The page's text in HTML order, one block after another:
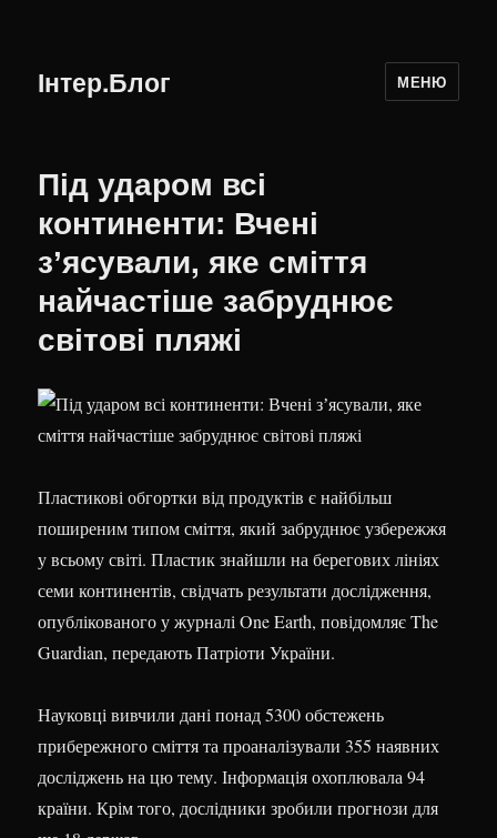
Інтер.Блог МЕНЮ
Під ударом всі
континенти: Вчені
зʼясували, яке сміття
найчастіше забруднює
світові пляжі
Пластикові обгортки від продуктів є найбільш
поширеним типом сміття, який забруднює узбережжя
у всьому світі. Пластик знайшли на берегових лініях
семи континентів, свідчать результати дослідження,
опублікованого у журналі One Earth, повідомляє The
Guardian, передають Патріоти України.
Науковці вивчили дані понад 5300 обстежень
прибережного сміття та проаналізували 355 наявних
досліджень на цю тему. Інформація охоплювала 94
країни. Крім того, дослідники зробили прогнози для